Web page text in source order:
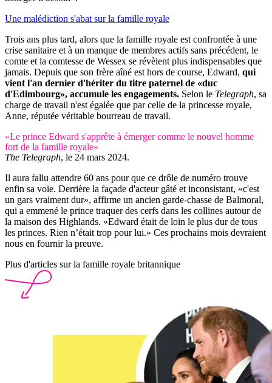
Une malédiction s'abat sur la famille royale
Trois ans plus tard, alors que la famille royale est confrontée à une
crise sanitaire et à un manque de membres actifs sans précédent, le
comte et la comtesse de Wessex se révèlent plus indispensables que
jamais. Depuis que son frère aîné est hors de course, Edward, qui
vient l'an dernier d'hériter du titre paternel de «duc
d'Edimbourg», accumule les engagements. Selon le Telegraph, sa
charge de travail n'est égalée que par celle de la princesse royale,
Anne, réputée véritable bourreau de travail.
«Le prince Edward s'apprête à émerger comme le nouvel homme
fort de la famille royale»
The Telegraph, le 24 mars 2024.
Il aura fallu attendre 60 ans pour que ce drôle de numéro trouve
enfin sa voie. Derrière la façade d'acteur gâté et inconsistant, «c'est
un gars vraiment dur», affirme un ancien garde-chasse de Balmoral,
qui a emmené le prince traquer des cerfs dans les collines autour de
la maison des Highlands. «Edward était de loin le plus dur de tous
les princes. Rien n’était trop pour lui.» Ces prochains mois devraient
nous en fournir la preuve.
Plus d'articles sur la famille royale britannique